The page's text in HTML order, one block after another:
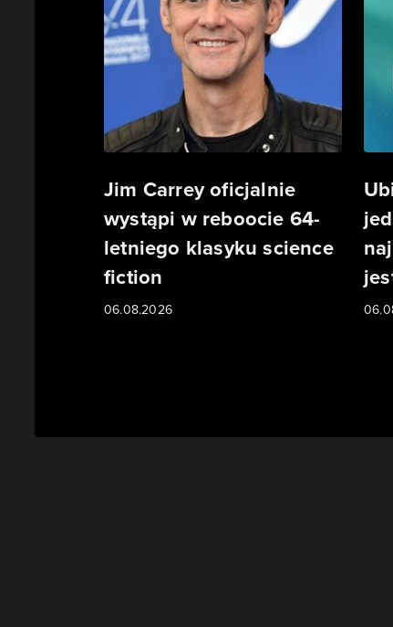
Jim Carrey oficjalnie
wystąpi w reboocie 64-
letniego klasyku science
fiction
06.08.2026